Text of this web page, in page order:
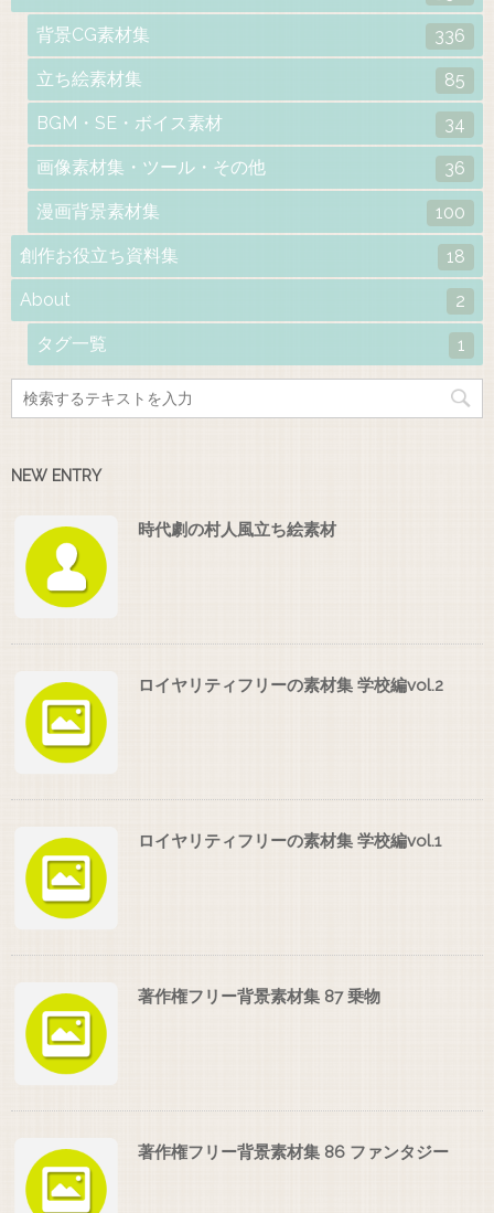
背景CG素材集 336
立ち絵素材集 85
BGM・SE・ボイス素材 34
画像素材集・ツール・その他 36
漫画背景素材集 100
創作お役立ち資料集 18
About 2
タグ一覧 1
NEW ENTRY
時代劇の村人風立ち絵素材
ロイヤリティフリーの素材集 学校編vol.2
ロイヤリティフリーの素材集 学校編vol.1
著作権フリー背景素材集 87 乗物
著作権フリー背景素材集 86 ファンタジー